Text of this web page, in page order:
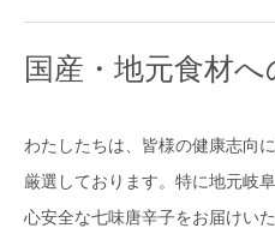
国産・地元食材へ
わたしたちは、皆様の健康志向
厳選しております。特に地元岐
心安全な七味唐辛子をお届けいた